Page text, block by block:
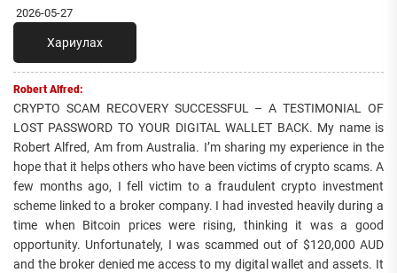
2026-05-27
Хариулах
Robert Alfred:
CRYPTO SCAM RECOVERY SUCCESSFUL – A TESTIMONIAL OF
LOST PASSWORD TO YOUR DIGITAL WALLET BACK. My name is
Robert Alfred, Am from Australia. I’m sharing my experience in the
hope that it helps others who have been victims of crypto scams. A
few months ago, I fell victim to a fraudulent crypto investment
scheme linked to a broker company. I had invested heavily during a
time when Bitcoin prices were rising, thinking it was a good
opportunity. Unfortunately, I was scammed out of $120,000 AUD
and the broker denied me access to my digital wallet and assets. It